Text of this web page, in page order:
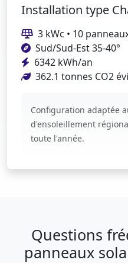
Installation type
3 kWc • 10
Sud/Sud-Est 35-40°
6342 kWh/an
362.1 tonnes CO2
Configuration adaptée
d'ensoleillement
toute l'année.
Questions
panneaux